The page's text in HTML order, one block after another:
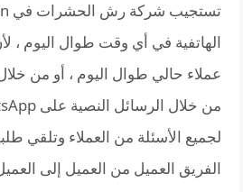
الهاتفية في أي وقت طوال اليوم ،
عملاء حالي طوال اليوم ، أو من خلال
لجميع الأسئلة من العملاء وتلقي
الفريق العميل من العميل إلى